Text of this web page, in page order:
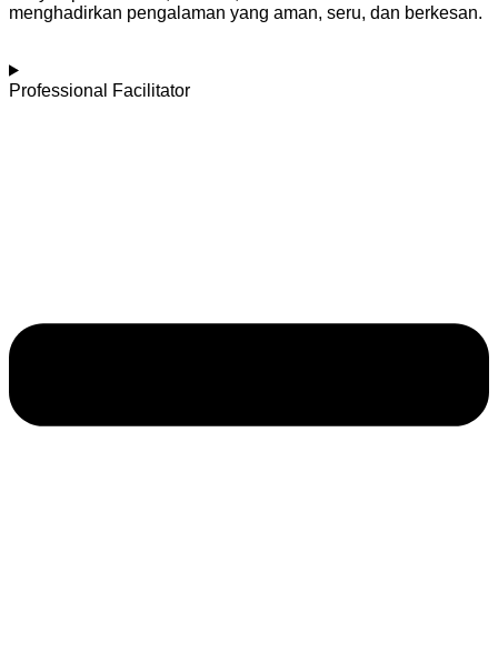
menghadirkan pengalaman yang aman, seru, dan berkesan.
Professional Facilitator